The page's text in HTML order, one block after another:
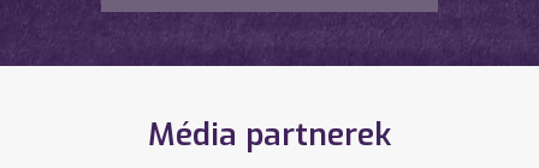
Média partnerek